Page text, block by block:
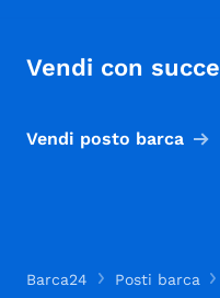
Vendi con
Vendi posto barca
Barca24 Posti barca